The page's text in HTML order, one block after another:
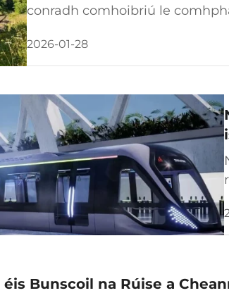
conradh comhoibriú le
hidrigineach na Turcaí. Tá an
2026-01-28
éis Bunscoil na Rúise a